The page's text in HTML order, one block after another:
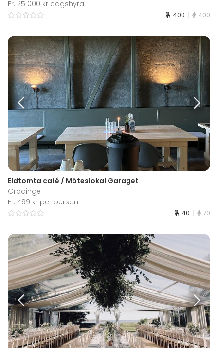
Fr. 25 000 kr dagshyra
400 400
Eldtomta café / Möteslokal Garaget
Grödinge
Fr. 499 kr per person
40 70